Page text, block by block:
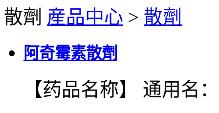
散劑 産品中心 > 散劑
阿奇霉素散劑
【药品名称】 通用